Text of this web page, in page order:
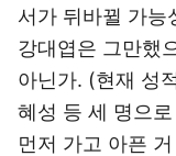
서가 뒤바뀔 가능
강대엽은 그만했
아닌가. (현재 성
혜성 등 세 명으
먼저 가고 아픈